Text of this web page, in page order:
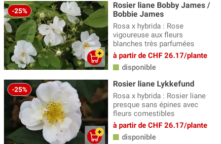
-25%
Rosier liane Bobby James /
Bobbie James
Rosa x hybrida : Rose
vigoureuse aux fleurs
blanches très parfumées
à partir de CHF 26.17/plante
disponible
-25%
Rosier liane Lykkefund
Rosa x hybrida : Rosier liane
presque sans épines avec
fleurs comestibles
à partir de CHF 26.17/plante
disponible